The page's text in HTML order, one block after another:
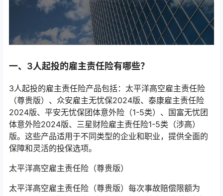
一、3人起投的雇主责任险有哪些？
‌3人起投的雇主责任险产品包括：太平洋高空雇主责任险
（尊贵版）、众安雇主无忧保2024版、泰康雇主责任险
2024版、平安无忧保团体意外险（1-5类）、国富无忧团
体意外险2024版、三星财险雇主责任险1-5类（涉高）
版。‌这些产品适用于不同类型的企业和职业，提供全面的
保障和灵活的投保选项。
太平洋高空雇主责任险（尊贵版）
太平洋高空雇主责任险（尊贵版）每次事故赔偿限额为